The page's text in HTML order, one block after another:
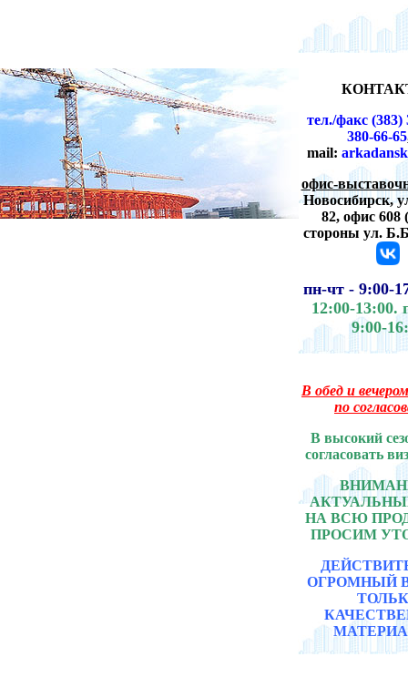
тел./факс (383)
380-66-65
mail:
офис-
Новосибирск,
82, офис 608 (
стороны ул.
пн-чт - 9:00-
12:00-13:00.
9:00-
В обед и
по
В высокий
согласовать
НА ВСЮ
ПРОСИМ
ОГРОМНЫЙ